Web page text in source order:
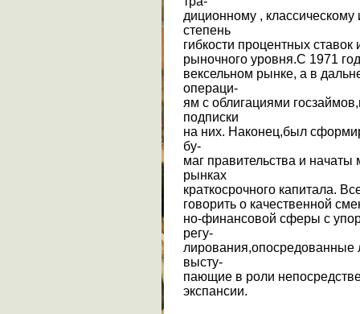
диционному ,
степень
гибкости процентных
рыночного уровня.С 1971
вексельном рынке, а в
операци-
ям с облигациями
подписки
на них. Наконец,был
бу-
маг правительства и
рынках
краткосрочного капитала.
говорить о качественной
но-финансовой сферы с
регу-
лирования,опосредованные
высту-
пающие в роли
экспансии.